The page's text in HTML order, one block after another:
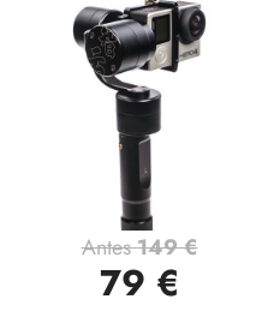
Antes149 €
79 €